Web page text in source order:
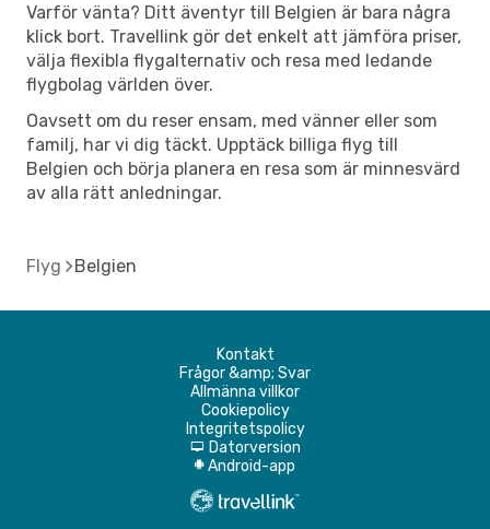
Varför vänta? Ditt äventyr till Belgien är bara några
klick bort. Travellink gör det enkelt att jämföra priser,
välja flexibla flygalternativ och resa med ledande
flygbolag världen över.
Oavsett om du reser ensam, med vänner eller som
familj, har vi dig täckt. Upptäck billiga flyg till
Belgien och börja planera en resa som är minnesvärd
av alla rätt anledningar.
Flyg Belgien
Kontakt
Frågor &amp; Svar
Allmänna villkor
Cookiepolicy
Integritetspolicy
d Datorversion
A Android-app